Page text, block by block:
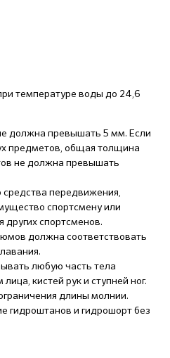
температуре воды до 24,6
должна превышать 5 мм. Если
предметов, общая толщина
не должна превышать
передвижения,
спортсмену или
других спортсменов.
должна соответствовать
любую часть тела
кистей рук и ступней ног.
длины молнии.
гидроштанов и гидрошорт без